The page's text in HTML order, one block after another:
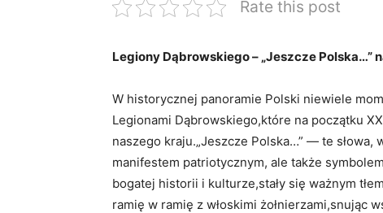
Rate this post
Legiony Dąbrowskiego – „Jeszcze Polska…”
W historycznej panoramie Polski niewiele
Legionami Dąbrowskiego,które na początku
naszego kraju.„Jeszcze Polska…” — te
manifestem patriotycznym, ale także
bogatej historii i kulturze,stały się ważnym
ramię w ramię z włoskimi żołnierzami,snując